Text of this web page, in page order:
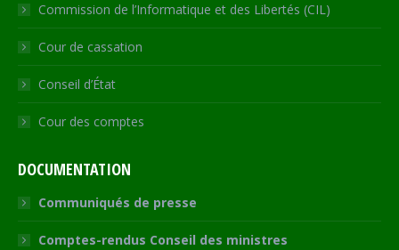
Commission de l’Informatique et des Libertés (CIL)
Cour de cassation
Conseil d’État
Cour des comptes
DOCUMENTATION
Communiqués de presse
Comptes-rendus Conseil des ministres